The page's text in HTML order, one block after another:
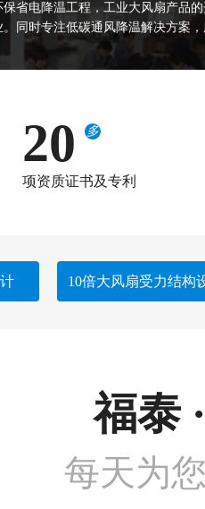
省电降温工程，工业大风扇产品
同时专注低碳通风降温解决方案
20 多
项资质证书及专利
10倍大风扇受力结构
福泰
每天为